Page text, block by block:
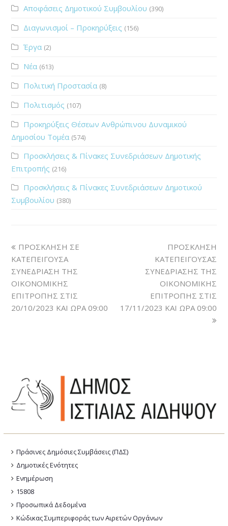
Αποφάσεις Δημοτικού Συμβουλίου (390)
Διαγωνισμοί – Προκηρύξεις (156)
Έργα (2)
Νέα (613)
Πολιτική Προστασία (8)
Πολιτισμός (107)
Προκηρύξεις Θέσεων Ανθρώπινου Δυναμικού
Δημοσίου Τομέα (574)
Προσκλήσεις & Πίνακες Συνεδριάσεων Δημοτικής
Επιτροπής (216)
Προσκλήσεις & Πίνακες Συνεδριάσεων Δημοτικού
Συμβουλίου (380)
ΠΡΟΣΚΛΗΣΗ ΣΕ
ΚΑΤΕΠΕΙΓΟΥΣΑ
ΣΥΝΕΔΡΙΑΣΗ ΤΗΣ
ΟΙΚΟΝΟΜΙΚΗΣ
ΕΠΙΤΡΟΠΗΣ ΣΤΙΣ
20/10/2023 ΚΑΙ ΩΡΑ 09:00
ΠΡΟΣΚΛΗΣΗ
ΚΑΤΕΠΕΙΓΟΥΣΑΣ
ΣΥΝΕΔΡΙΑΣΗΣ ΤΗΣ
ΟΙΚΟΝΟΜΙΚΗΣ
ΕΠΙΤΡΟΠΗΣ ΣΤΙΣ
17/11/2023 ΚΑΙ ΩΡΑ 09:00
Πράσινες Δημόσιες Συμβάσεις (ΠΔΣ)
Δημοτικές Ενότητες
Ενημέρωση
15808
Προσωπικά Δεδομένα
Κώδικας Συμπεριφοράς των Αιρετών Οργάνων